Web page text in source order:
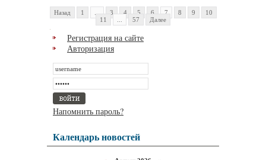
Назад 1 ... 3 4 5 6 7 8 9
10
11
57 Далее
Регистрация на сайте
Авторизация
Напомнить пароль?
Календарь новостей